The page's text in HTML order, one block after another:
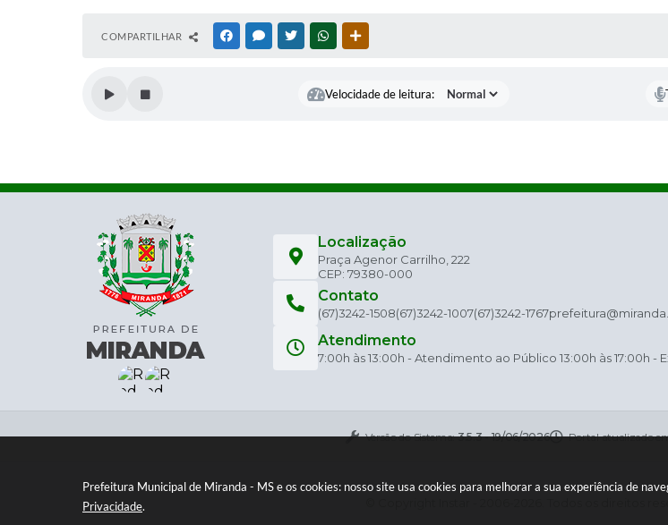
Prefeitura Municipal de Miranda - MS e os cookies: nosso site usa cookies para melhorar a sua experiência de
Privacidade.
COMPARTILHAR FACEBOOKMESSENGER
TWITTERWHATSAPP
Velocidade de leitura:
Localização
Praça Agenor Carrilho, 222
CEP: 79380-000
Contato
(67)3242-1508(67)3242-1007(67)3242-1767
Atendimento
7:00h às 13:00h - Atendimento ao Público 13:00h às 17:00h -
Versão do Sistema:3.5.3 - 19/06/2026 Portal atualizado